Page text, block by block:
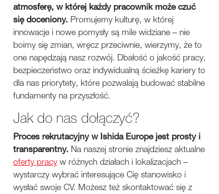
atmosferę, w której każdy pracownik może czuć
się doceniony. Promujemy kulturę, w której
innowacje i nowe pomysły są mile widziane – nie
boimy się zmian, wręcz przeciwnie, wierzymy, że to
one napędzają nasz rozwój. Dbałość o jakość pracy,
bezpieczeństwo oraz indywidualną ścieżkę kariery to
dla nas priorytety, które pozwalają budować stabilne
fundamenty na przyszłość.
Jak do nas dołączyć?
Proces rekrutacyjny w Ishida Europe jest prosty i
transparentny. Na naszej stronie znajdziesz aktualne
oferty pracy w różnych działach i lokalizacjach –
wystarczy wybrać interesujące Cię stanowisko i
wysłać swoje CV. Możesz też skontaktować się z